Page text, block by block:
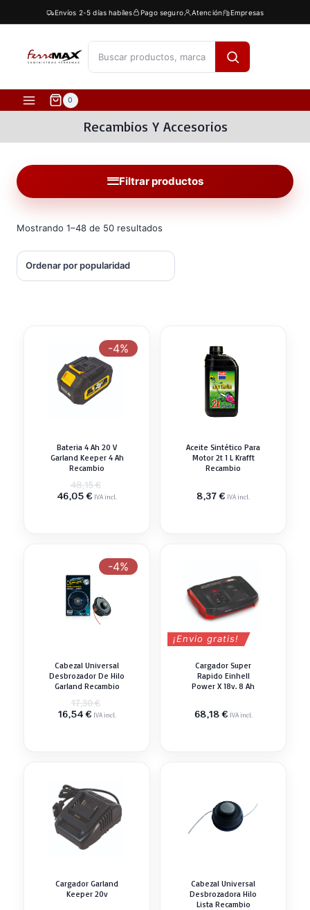
al
contenido
Envíos 2-5 días habíles Pago seguro Atención Empresas
0
Recambios Y Accesorios
Filtrar productos
Mostrando 1–48 de 50 resultados
-4%
Bateria 4 Ah 20 V
Garland Keeper 4 Ah
Recambio
48,15€
precio
46,05€ElIVA incl.
Aceite Sintético Para
Motor 2t 1 L Krafft
Recambio
8,37€ IVA incl.
-4%
Cabezal Universal
Desbrozador De Hilo
Garland Recambio
17,30€
precio
16,54€ElIVA incl.
¡Envio gratis!
Cargador Super
Rapido Einhell
Power X 18v. 8 Ah
68,18€ IVA incl.
Cargador Garland
Keeper 20v
Cabezal Universal
Desbrozadora Hilo
Lista Recambio